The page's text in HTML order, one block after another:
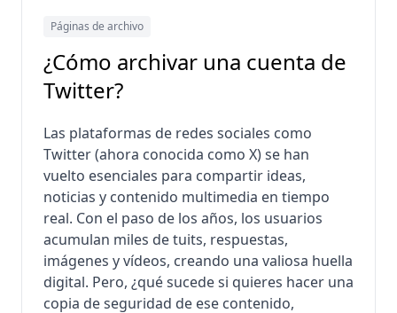
Páginas de archivo
¿Cómo archivar una cuenta de
Twitter?
Las plataformas de redes sociales como
Twitter (ahora conocida como X) se han
vuelto esenciales para compartir ideas,
noticias y contenido multimedia en tiempo
real. Con el paso de los años, los usuarios
acumulan miles de tuits, respuestas,
imágenes y vídeos, creando una valiosa huella
digital. Pero, ¿qué sucede si quieres hacer una
copia de seguridad de ese contenido,